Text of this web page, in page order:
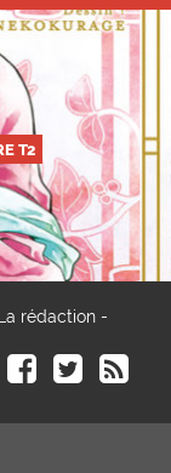
T2
La rédaction -